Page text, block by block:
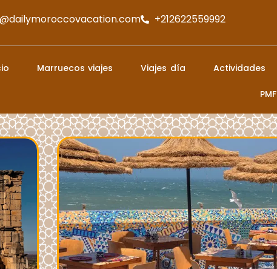
+212622559992
Marruecos viajes Viajes día Actividades
PMF